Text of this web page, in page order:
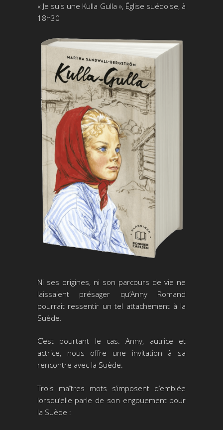
« Je suis une Kulla Gulla », Église suédoise, à
18h30
Ni ses origines, ni son parcours de vie ne
laissaient présager qu’Anny Romand
pourrait ressentir un tel attachement à la
Suède.
C’est pourtant le cas. Anny, autrice et
actrice, nous offre une invitation à sa
rencontre avec la Suède.
Trois maîtres mots s’imposent d’emblée
lorsqu’elle parle de son engouement pour
la Suède :